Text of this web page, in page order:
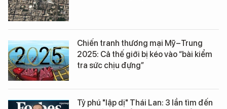
Chiến tranh thương mại Mỹ–Trung
2025: Cả thế giới bị kéo vào “bài kiểm
tra sức chịu đựng”
Tỷ phú "lập dị" Thái Lan: 3 lần tìm đến